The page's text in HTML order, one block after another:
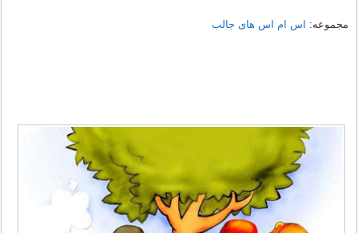
مجموعه: اس ام اس های جالب